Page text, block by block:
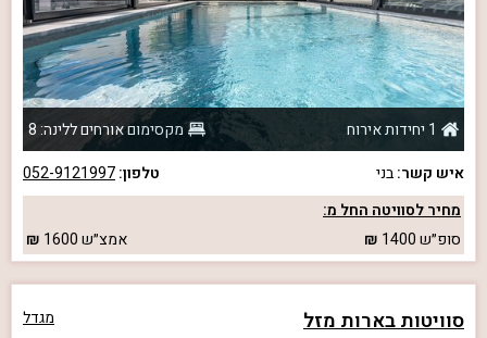
1 יחידות אירוח
מקסימום אורחים ללינה: 8
איש קשר:בני טלפון:052-9121997
מחיר לסוויטה החל מ:
סופ״ש1400 אמצ״ש1600
סוויטות בארות מזל מגדל